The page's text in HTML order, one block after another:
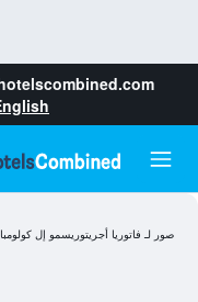
صور لـ فاتوريا أجريتوريسمو إل